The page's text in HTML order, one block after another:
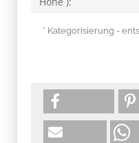
* Kategorisierung -